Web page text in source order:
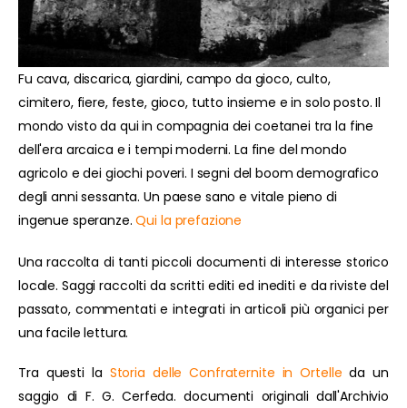
Fu cava, discarica, giardini, campo da gioco, culto,
cimitero, fiere, feste, gioco, tutto insieme e in solo posto. Il
mondo visto da qui in compagnia dei coetanei tra la fine
dell'era arcaica e i tempi moderni. La fine del mondo
agricolo e dei giochi poveri. I segni del boom demografico
degli anni sessanta. Un paese sano e vitale pieno di
ingenue speranze.Qui la prefazione
Una raccolta di tanti piccoli documenti di interesse storico
locale. Saggi raccolti da scritti editi ed inediti e da riviste del
passato, commentati e integrati in articoli più organici per
una facile lettura.
Tra questi la Storia delle Confraternite in Ortelle da un
saggio di F. G. Cerfeda. documenti originali dall'Archivio